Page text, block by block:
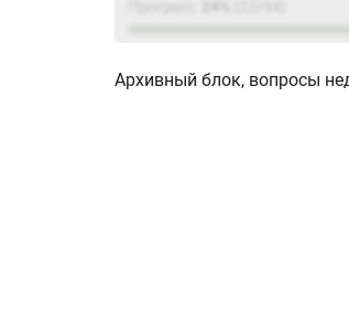
Архивный блок, вопросы